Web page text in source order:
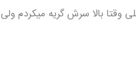
وقتا بالا سرش گریه میکردم